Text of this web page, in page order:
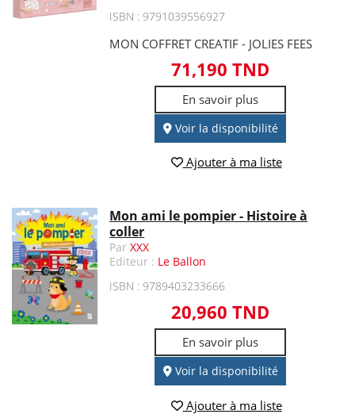
ISBN : 9791039556927
MON COFFRET CREATIF - JOLIES FEES
71,190 TND
En savoir plus
Voir la disponibilité
Ajouter à ma liste
Mon ami le pompier - Histoire à
coller
ParXXX
Editeur : Le Ballon
ISBN : 9789403233666
20,960 TND
En savoir plus
Voir la disponibilité
Ajouter à ma liste